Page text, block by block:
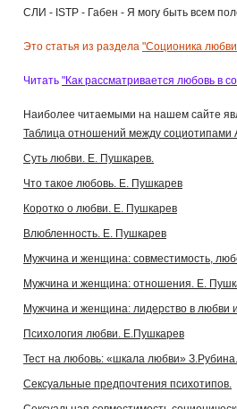
СЛИ - ISTP - Габен - Я могу быть всем
Это статья из раздела "Соционика
Читать "Как рассматривается любовь в
Наиболее читаемыми на нашем сайте
Таблица отношений между социотипами
Суть любви. Е. Пушкарев.
Что такое любовь. Е. Пушкарев
Коротко о любви. Е. Пушкарев
Влюбленность. Е. Пушкарев
Мужчина и женщина: совместимость,
Мужчина и женщина: отношения. Е.
Мужчина и женщина: лидерство в любви
Психология любви. Е.Пушкарев
Тест на любовь: «шкала любви» З.Рубина.
Сексуальные предпочтения психотипов.